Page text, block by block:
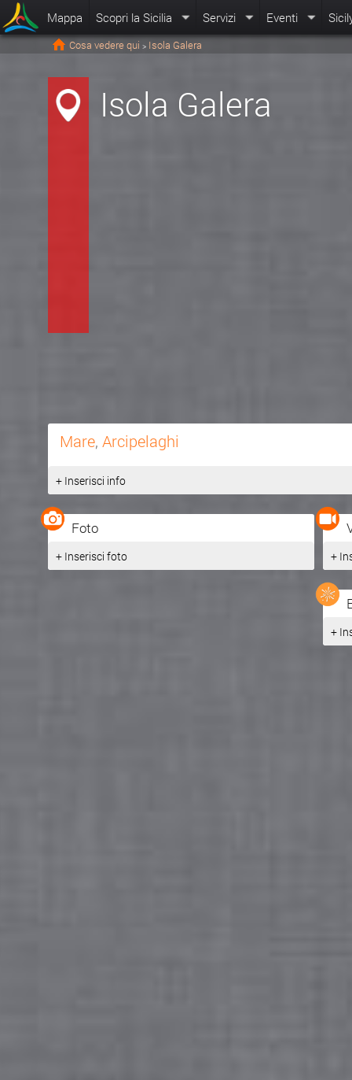
Mappa Scopri la Sicilia Servizi Eventi
Cosa vedere qui > Isola Galera
Isola Galera
Mare,Arcipelaghi
+ Inserisci info
Foto
+ Inserisci foto +
+